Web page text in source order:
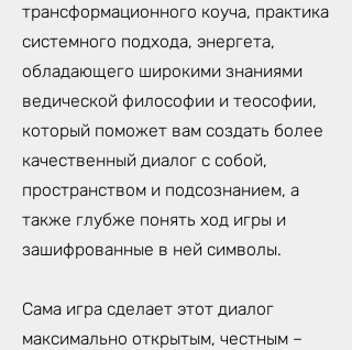
трансформационного коуча, практика
системного подхода, энергета,
обладающего широкими знаниями
ведической философии и теософии,
который поможет вам создать более
качественный диалог с собой,
пространством и подсознанием, а
также глубже понять ход игры и
зашифрованные в ней символы.
Сама игра сделает этот диалог
максимально открытым, честным –